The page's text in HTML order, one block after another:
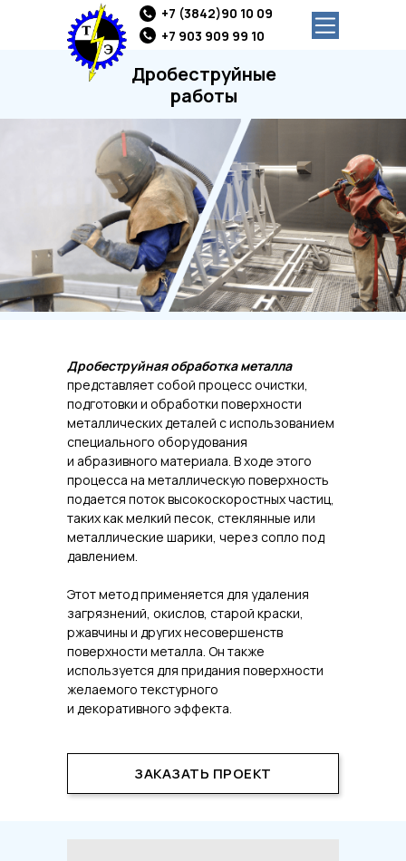
Дробеструйные
работы
+7 (3842)90 10 09
+7 903 909 99 10
Дробеструйная обработка металла
представляет собой процесс очистки,
подготовки и обработки поверхности
металлических деталей с использованием
специального оборудования
и абразивного материала. В ходе этого
процесса на металлическую поверхность
подается поток высокоскоростных частиц,
таких как мелкий песок, стеклянные или
металлические шарики, через сопло под
давлением.
Этот метод применяется для удаления
загрязнений, окислов, старой краски,
ржавчины и других несовершенств
поверхности металла. Он также
используется для придания поверхности
желаемого текстурного
и декоративного эффекта.
ЗАКАЗАТЬ ПРОЕКТ